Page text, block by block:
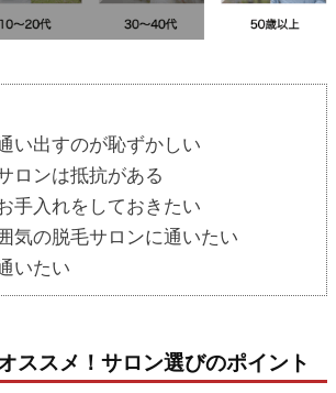
い出すのが恥ずかしい
ロンは抵抗がある
手入れをしておきたい
気の脱毛サロンに通いたい
いたい
ススメ！サロン選びのポイント